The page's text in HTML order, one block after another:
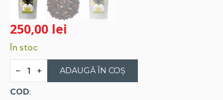
250,00 lei
În stoc
Cantitate
Ceai
English
Breakfast,
ADAUGĂ ÎN COȘ
COD: